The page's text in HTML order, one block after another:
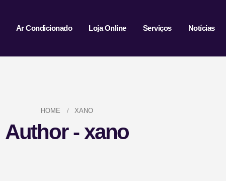
Ar Condicionado Loja Online Serviços Notícias
HOME XANO
Author - xano